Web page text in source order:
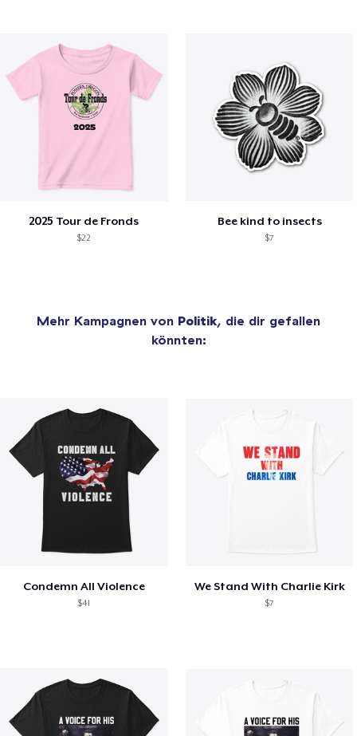
2025 Tour de Fronds
$22
Bee kind to insects
$7
Mehr Kampagnen von Politik, die dir gefallen
könnten:
Condemn All Violence
$41
We Stand With Charlie Kirk
$7